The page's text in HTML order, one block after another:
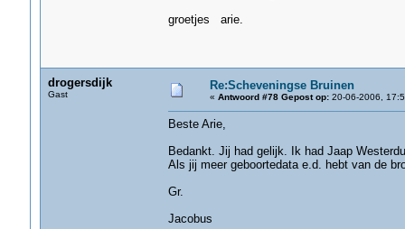
groetjes arie.
drogersdijk
Gast
Re:Scheveningse Bruinen
« Antwoord #78 Gepost op:20-06-2006,
Beste Arie,
Bedankt. Jij had gelijk. Ik had Jaap
Als jij meer geboortedata e.d. hebt van de
Gr.
Jacobus